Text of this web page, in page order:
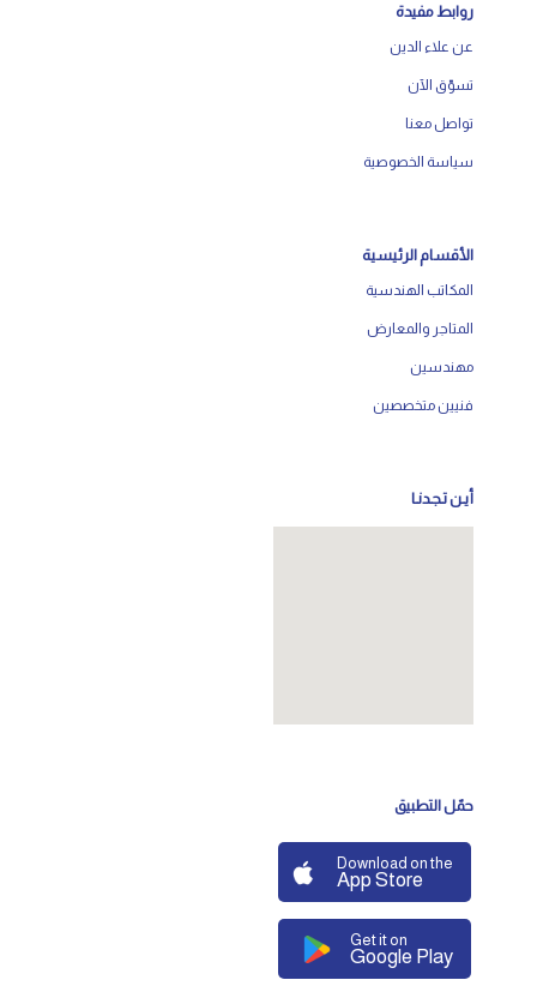
روابط مفيدة
عن علاء الدين
تسوّق الآن
تواصل معنا
سياسة الخصوصية
الأقسام الرئيسية
المكاتب الهندسية
المتاجر والمعارض
مهندسين
فنيين متخصصين
أيـن تـجـدنـا
حمّل التطبيق
Download on the
App Store
Get it on
Google Play